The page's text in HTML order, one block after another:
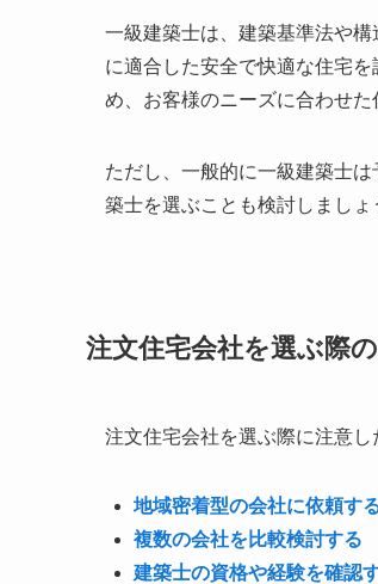
一級建築士は、建築基準法や
に適合した安全で快適な住宅
め、お客様のニーズに合わせた
ただし、一般的に一級建築士
築士を選ぶことも検討しまし
注文住宅会社を選ぶ際
注文住宅会社を選ぶ際に注意し
地域密着型の会社に依頼す
複数の会社を比較検討する
建築士の資格や経験を確認